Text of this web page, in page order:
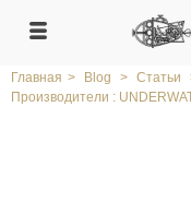
Главная > Blog > Статьи
Производители :